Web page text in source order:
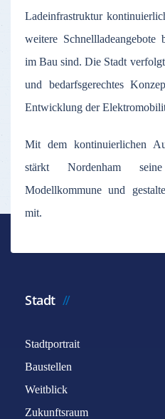
Ladeinfrastruktur
weitere
im Bau sind. Die Stadt
und bedarfsgerechtes
Entwicklung der
Mit dem kontinuierlichen
stärkt Nordenham
Modellkommune und
mit.
Stadt
Stadtportrait
Baustellen
Weitblick
Zukunftsraum